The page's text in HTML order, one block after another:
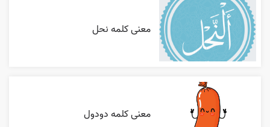
معنی کلمه نحل
معنی کلمه دودول